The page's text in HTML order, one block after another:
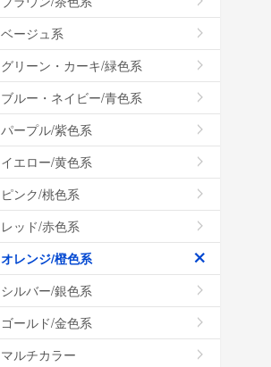
ベージュ系
グリーン・カーキ/緑色系
ブルー・ネイビー/青色系
パープル/紫色系
イエロー/黄色系
ピンク/桃色系
レッド/赤色系
オレンジ/橙色系
シルバー/銀色系
ゴールド/金色系
マルチカラー